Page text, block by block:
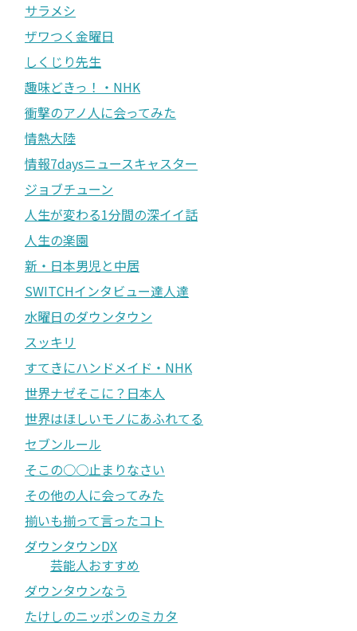
サラメシ
ザワつく金曜日
しくじり先生
趣味どきっ！・NHK
衝撃のアノ人に会ってみた
情熱大陸
情報7daysニュースキャスター
ジョブチューン
人生が変わる1分間の深イイ話
人生の楽園
新・日本男児と中居
SWITCHインタビュー達人達
水曜日のダウンタウン
スッキリ
すてきにハンドメイド・NHK
世界ナゼそこに？日本人
世界はほしいモノにあふれてる
セブンルール
そこの○○止まりなさい
その他の人に会ってみた
揃いも揃って言ったコト
ダウンタウンDX
芸能人おすすめ
ダウンタウンなう
たけしのニッポンのミカタ